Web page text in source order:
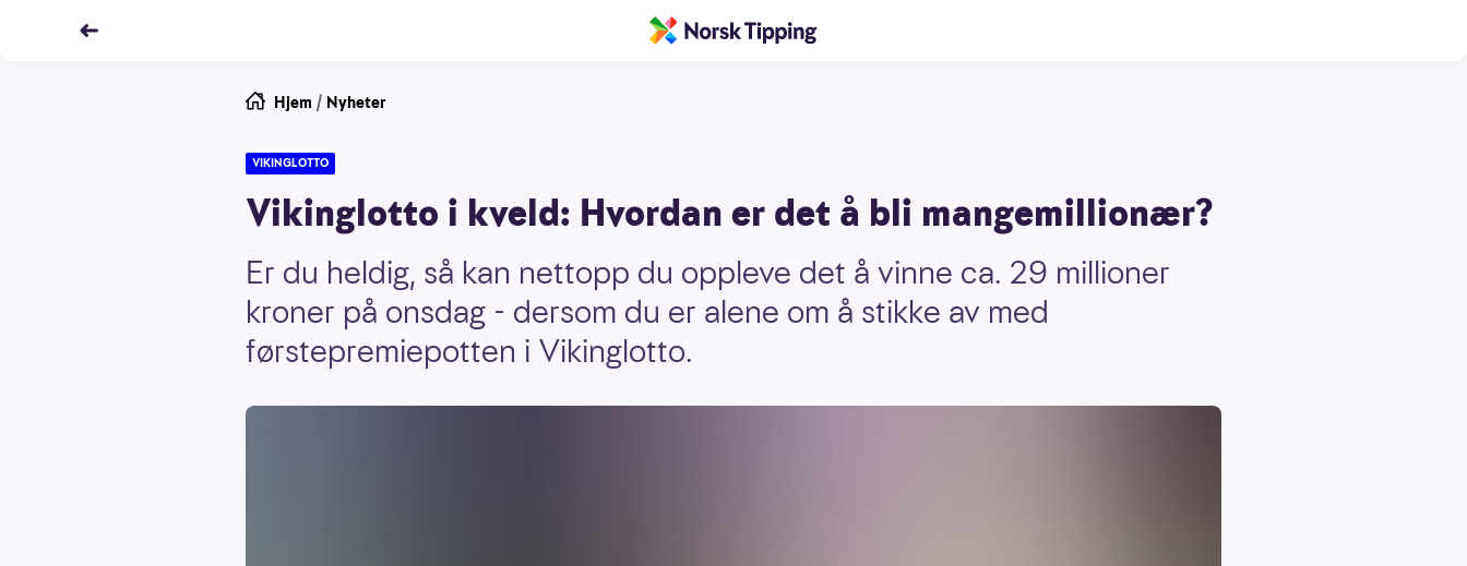
Hjem / Nyheter
VIKINGLOTTO
Vikinglotto i kveld: Hvordan er det å bli mangemillionær?
Er du heldig, så kan nettopp du oppleve det å vinne ca. 29 millioner
kroner på onsdag - dersom du er alene om å stikke av med
førstepremiepotten i Vikinglotto.